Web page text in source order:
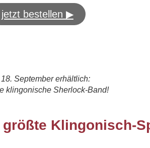
jetzt bestellen ▶
September erhältlich:
klingonische Sherlock-Band!
Klingonisch-